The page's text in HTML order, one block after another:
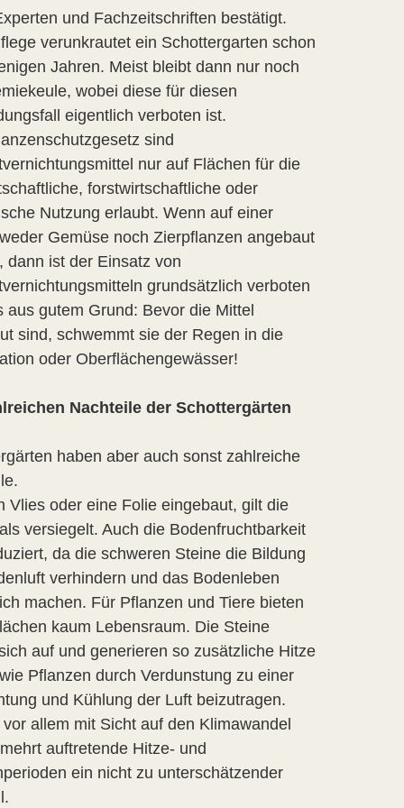
und Fachzeitschriften bestätigt.
verunkrautet ein Schottergarten schon
Jahren. Meist bleibt dann nur noch
wobei diese für diesen
eigentlich verboten ist.
sind
nur auf Flächen für die
forstwirtschaftliche oder
Nutzung erlaubt. Wenn auf einer
Gemüse noch Zierpflanzen angebaut
dann ist der Einsatz von
grundsätzlich verboten
aus gutem Grund: Bevor die Mittel
sind, schwemmt sie der Regen in die
oder Oberflächengewässer!
Nachteile der Schottergärten
haben aber auch sonst zahlreiche
Vlies oder eine Folie eingebaut, gilt die
versiegelt. Auch die Bodenfruchtbarkeit
da die schweren Steine die Bildung
verhindern und das Bodenleben
machen. Für Pflanzen und Tiere bieten
kaum Lebensraum. Die Steine
auf und generieren so zusätzliche Hitze
Pflanzen durch Verdunstung zu einer
und Kühlung der Luft beizutragen.
allem mit Sicht auf den Klimawandel
auftretende Hitze- und
ein nicht zu unterschätzender